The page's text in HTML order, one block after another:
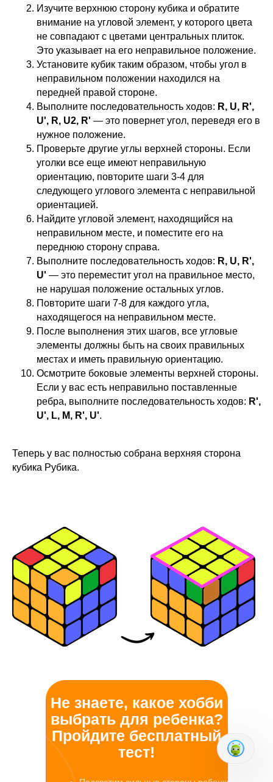
Изучите верхнюю сторону кубика и обратите
внимание на угловой элемент, у которого цвета
не совпадают с цветами центральных плиток.
Это указывает на его неправильное положение.
Установите кубик таким образом, чтобы угол в
неправильном положении находился на
передней правой стороне.
Выполните последовательность ходов: R, U, R',
U', R, U2, R' — это повернет угол, переведя его в
нужное положение.
Проверьте другие углы верхней стороны. Если
уголки все еще имеют неправильную
ориентацию, повторите шаги 3-4 для
следующего углового элемента с неправильной
ориентацией.
Найдите угловой элемент, находящийся на
неправильном месте, и поместите его на
переднюю сторону справа.
Выполните последовательность ходов: R, U, R',
U' — это переместит угол на правильное место,
не нарушая положение остальных углов.
Повторите шаги 7-8 для каждого угла,
находящегося на неправильном месте.
После выполнения этих шагов, все угловые
элементы должны быть на своих правильных
местах и иметь правильную ориентацию.
Осмотрите боковые элементы верхней стороны.
Если у вас есть неправильно поставленные
ребра, выполните последовательность ходов: R',
U', L, M, R', U'.
Теперь у вас полностью собрана верхняя сторона
кубика Рубика.
Не знаете, какое хобби
выбрать для ребенка?
Пройдите бесплатный
тест!